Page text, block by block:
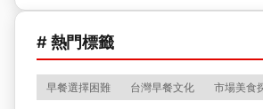
# 熱門標籤
早餐選擇困難 台灣早餐文化 市場美食